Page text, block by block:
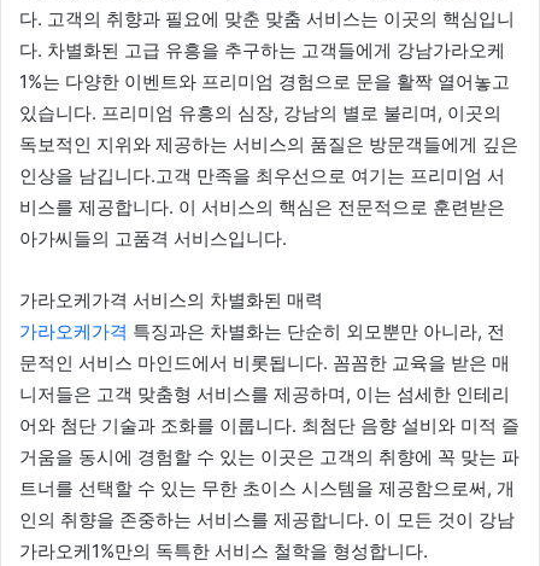
다. 고객의 취향과 필요에 맞춘 맞춤 서비스는 이곳의 핵심입니
다. 차별화된 고급 유흥을 추구하는 고객들에게 강남가라오케
1%는 다양한 이벤트와 프리미엄 경험으로 문을 활짝 열어놓고
있습니다. 프리미엄 유흥의 심장, 강남의 별로 불리며, 이곳의
독보적인 지위와 제공하는 서비스의 품질은 방문객들에게 깊은
인상을 남깁니다.고객 만족을 최우선으로 여기는 프리미엄 서
비스를 제공합니다. 이 서비스의 핵심은 전문적으로 훈련받은
아가씨들의 고품격 서비스입니다.
가라오케가격 서비스의 차별화된 매력
가라오케가격 특징과은 차별화는 단순히 외모뿐만 아니라, 전
문적인 서비스 마인드에서 비롯됩니다. 꼼꼼한 교육을 받은 매
니저들은 고객 맞춤형 서비스를 제공하며, 이는 섬세한 인테리
어와 첨단 기술과 조화를 이룹니다. 최첨단 음향 설비와 미적 즐
거움을 동시에 경험할 수 있는 이곳은 고객의 취향에 꼭 맞는 파
트너를 선택할 수 있는 무한 초이스 시스템을 제공함으로써, 개
인의 취향을 존중하는 서비스를 제공합니다. 이 모든 것이 강남
가라오케1%만의 독특한 서비스 철학을 형성합니다.